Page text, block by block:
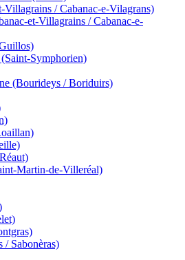
Villagrains / Cabanac-e-Vilagrans)
et-Villagrains / Cabanac-e-
Symphorien)
(Bourideys / Boriduirs)
Martin-de-Villeréal)
/ Sabonèras)